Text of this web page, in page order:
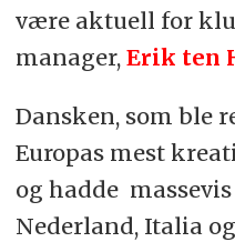
være aktuell for
manager, Erik ten
Dansken, som ble
Europas mest
og hadde
Nederland, Italia